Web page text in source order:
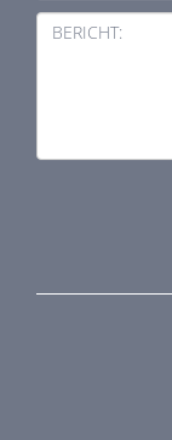
BERICHT: